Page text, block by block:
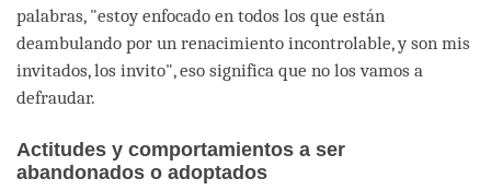
palabras, "estoy enfocado en todos los que están
deambulando por un renacimiento incontrolable, y son mis
invitados, los invito", eso significa que no los vamos a
defraudar.
Actitudes y comportamientos a ser
abandonados o adoptados